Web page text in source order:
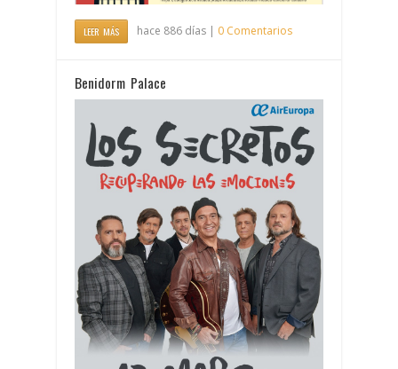
LEER MÁS hace 886 días | 0 Comentarios
Benidorm Palace